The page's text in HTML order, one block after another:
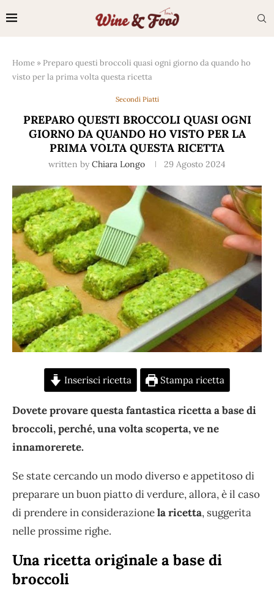
Home » Preparo questi broccoli quasi ogni giorno da quando ho
visto per la prima volta questa ricetta
Secondi Piatti
PREPARO QUESTI BROCCOLI QUASI OGNI
GIORNO DA QUANDO HO VISTO PER LA
PRIMA VOLTA QUESTA RICETTA
written by Chiara Longo 29 Agosto 2024
Inserisci ricetta Stampa ricetta
Dovete provare questa fantastica ricetta a base di
broccoli, perché, una volta scoperta, ve ne
innamorerete.
Se state cercando un modo diverso e appetitoso di
preparare un buon piatto di verdure, allora, è il caso
di prendere in considerazionela ricetta, suggerita
nelle prossime righe.
Una ricetta originale a base di
broccoli